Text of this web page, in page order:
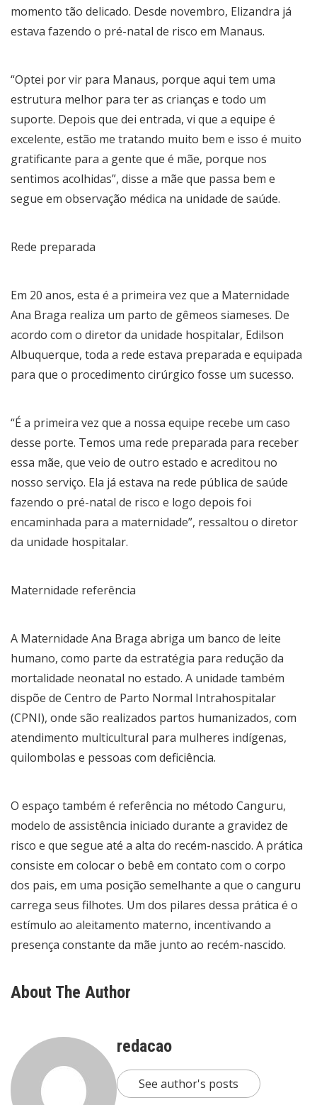
momento tão delicado. Desde novembro, Elizandra já
estava fazendo o pré-natal de risco em Manaus.
“Optei por vir para Manaus, porque aqui tem uma
estrutura melhor para ter as crianças e todo um
suporte. Depois que dei entrada, vi que a equipe é
excelente, estão me tratando muito bem e isso é muito
gratificante para a gente que é mãe, porque nos
sentimos acolhidas”, disse a mãe que passa bem e
segue em observação médica na unidade de saúde.
Rede preparada
Em 20 anos, esta é a primeira vez que a Maternidade
Ana Braga realiza um parto de gêmeos siameses. De
acordo com o diretor da unidade hospitalar, Edilson
Albuquerque, toda a rede estava preparada e equipada
para que o procedimento cirúrgico fosse um sucesso.
“É a primeira vez que a nossa equipe recebe um caso
desse porte. Temos uma rede preparada para receber
essa mãe, que veio de outro estado e acreditou no
nosso serviço. Ela já estava na rede pública de saúde
fazendo o pré-natal de risco e logo depois foi
encaminhada para a maternidade”, ressaltou o diretor
da unidade hospitalar.
Maternidade referência
A Maternidade Ana Braga abriga um banco de leite
humano, como parte da estratégia para redução da
mortalidade neonatal no estado. A unidade também
dispõe de Centro de Parto Normal Intrahospitalar
(CPNI), onde são realizados partos humanizados, com
atendimento multicultural para mulheres indígenas,
quilombolas e pessoas com deficiência.
O espaço também é referência no método Canguru,
modelo de assistência iniciado durante a gravidez de
risco e que segue até a alta do recém-nascido. A prática
consiste em colocar o bebê em contato com o corpo
dos pais, em uma posição semelhante a que o canguru
carrega seus filhotes. Um dos pilares dessa prática é o
estímulo ao aleitamento materno, incentivando a
presença constante da mãe junto ao recém-nascido.
About The Author
redacao
See author's posts